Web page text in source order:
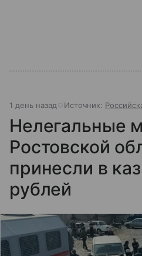
1 день назад Источник:
Нелегальные
Ростовской
принесли в
рублей